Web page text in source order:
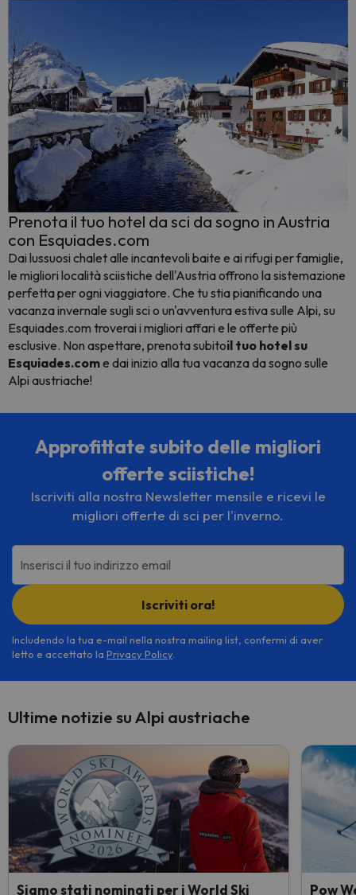
Prenota il tuo hotel da sci da sogno in Austria
con Esquiades.com
Dai lussuosi chalet alle incantevoli baite e ai rifugi per famiglie,
le migliori località sciistiche dell'Austria offrono la sistemazione
perfetta per ogni viaggiatore. Che tu stia pianificando una
vacanza invernale sugli sci o un'avventura estiva sulle Alpi, su
Esquiades.com troverai i migliori affari e le offerte più
esclusive. Non aspettare, prenota subitoil tuo hotel su
Esquiades.come dai inizio alla tua vacanza da sogno sulle
Alpi austriache!
Approfittate subito delle migliori
offerte sciistiche!
Iscriviti alla nostra Newsletter mensile e ricevi le
migliori offerte di sci per l'inverno.
Inserisci il tuo indirizzo email
Iscriviti ora!
Includendo la tua e-mail nella nostra mailing list, confermi di aver
letto e accettato la Privacy Policy.
Ultime notizie su Alpi austriache
Siamo stati nominati per i World Ski Pow